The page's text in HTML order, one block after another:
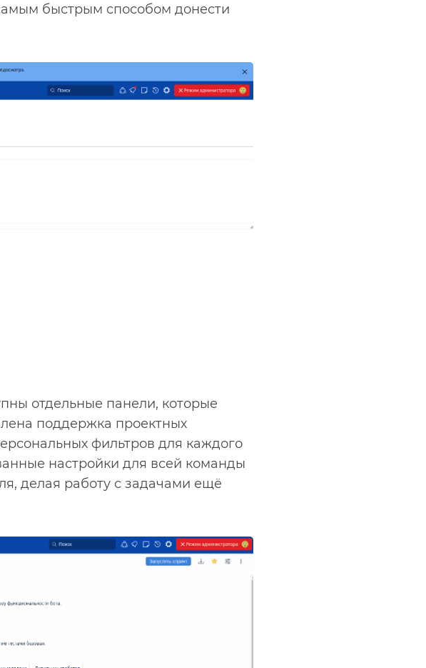
быстрым способом донести
отдельные панели, которые
поддержка проектных
фильтров для каждого
настройки для всей команды
делая работу с задачами ещё